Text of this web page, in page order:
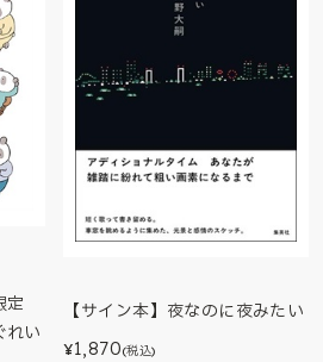
定
れい
【サイン本】夜なのに夜みたい
¥1,870(税込)